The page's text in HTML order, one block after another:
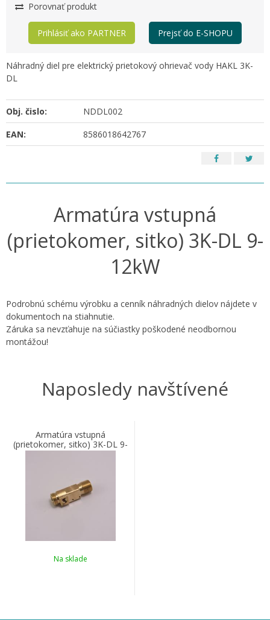
Porovnať produkt
Prihlásiť ako PARTNER Prejsť do E-SHOPU
Náhradný diel pre elektrický prietokový ohrievač vody HAKL 3K-
DL
Obj. čislo:
NDDL002
EAN:
8586018642767
Armatúra vstupná
(prietokomer, sitko) 3K-DL 9-
12kW
Podrobnú schému výrobku a cenník náhradných dielov nájdete v
dokumentoch na stiahnutie.
Záruka sa nevzťahuje na súčiastky poškodené neodbornou
montážou!
Naposledy navštívené
Armatúra vstupná
(prietokomer, sitko) 3K-DL 9-
12kW
Na sklade